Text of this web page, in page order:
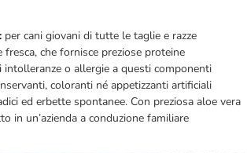
per cani giovani di tutte le taglie e razze
che fornisce preziose proteine
intolleranze o allergie a questi componenti
coloranti né appetizzanti artificiali
ed erbette spontanee. Con preziosa aloe vera
in un’azienda a conduzione familiare